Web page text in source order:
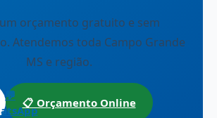
orçamento gratuito e sem
Atendemos toda Campo Grande
MS e região.
💬
📋 Orçamento Online